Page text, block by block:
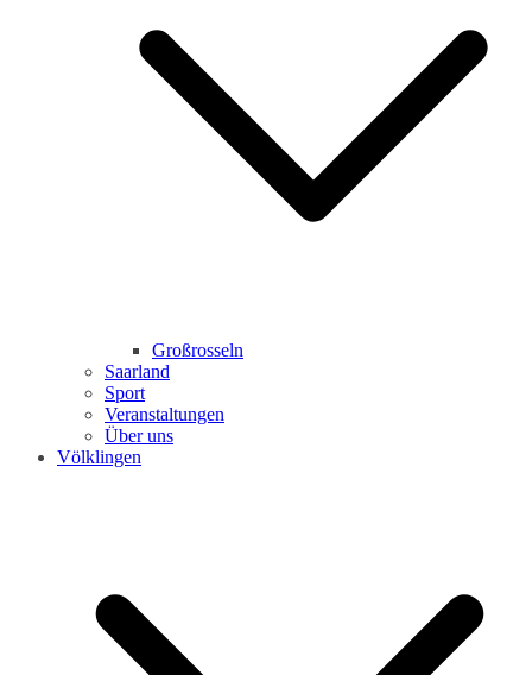
Großrosseln
Saarland
Sport
Veranstaltungen
Über uns
Völklingen